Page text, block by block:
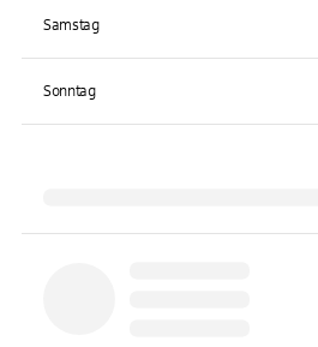
Samstag
Sonntag